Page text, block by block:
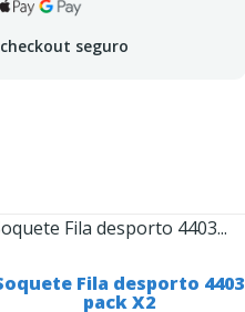
seguro
Fila desporto 4403
pack X2